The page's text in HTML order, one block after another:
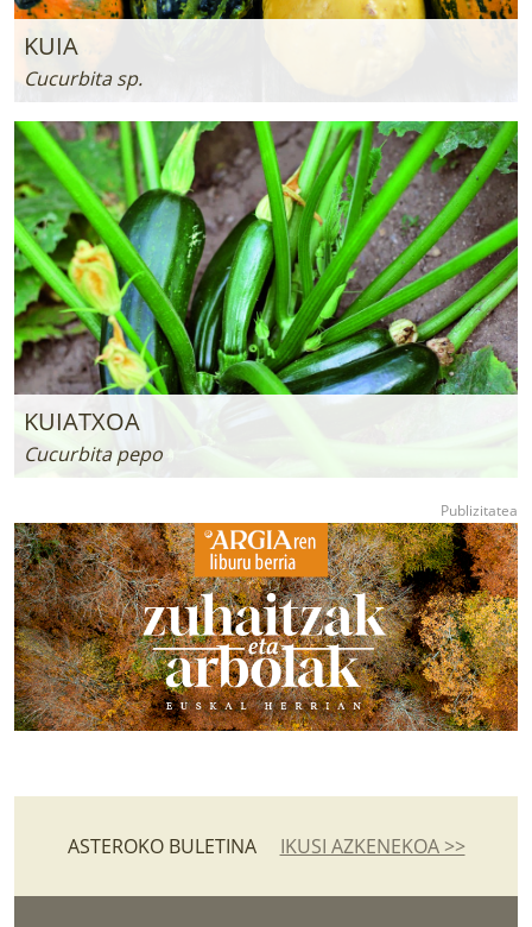
KUIA
Cucurbita sp.
KUIATXOA
Cucurbita pepo
ASTEROKO BULETINA IKUSI AZKENEKOA >>